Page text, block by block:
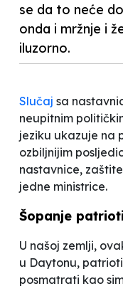
se da to neće
onda i mržnje i
iluzorno.
Slučaj sa
neupitnim
jeziku ukazuje na
ozbiljnijim
nastavnice,
jedne ministrice.
Šopanje
U našoj zemlji,
u Daytonu,
posmatrati kao